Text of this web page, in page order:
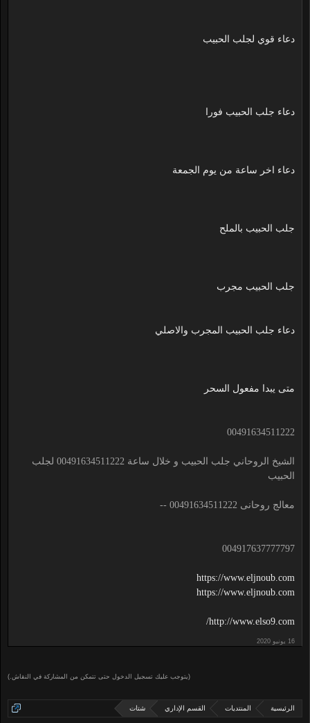
دعاء قوي لجلب الحبيب
دعاء جلب الحبيب فورا
دعاء اخر ساعة من يوم الجمعة
جلب الحبيب بالملح
جلب الحبيب مجرب
دعاء جلب الحبيب المجرب والاصلي
متى يبدا مفعول السحر
00491634511222
الشيخ الروحاني جلب الحبيب و خلال ساعة 00491634511222 لجلب
الحبيب
معالج روحانى 00491634511222 --
004917637777797
https://www.eljnoub.com
https://www.eljnoub.com
http://www.elso9.com/
(يتوجب عليك تسجيل الدخول حتى تتمكن من المشاركة في النقاش.)
الرئيسية المنتديات القسم الإداري شتات